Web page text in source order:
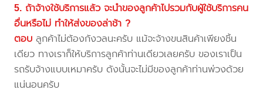
5. ถ้าจ้างใช้บริการแล้ว จะนำของลูกค้าไปรวมกับผู้ใช้บริการคน
อื่นหรือไม่ ทำให้ส่งของล่าช้า ?
ตอบ ลูกค้าไม่ต้องกังวลนะครับ แม้จะจ้างขนสินค้าเพียงชิ้น
เดียว ทางเราก็ให้บริการลูกค้าท่านเดียวเลยครับ ของเราเป็น
รถรับจ้างแบบเหมาครับ ดังนั้นจะไม่มีของลูกค้าท่านพ่วงด้วย
แน่นอนครับ